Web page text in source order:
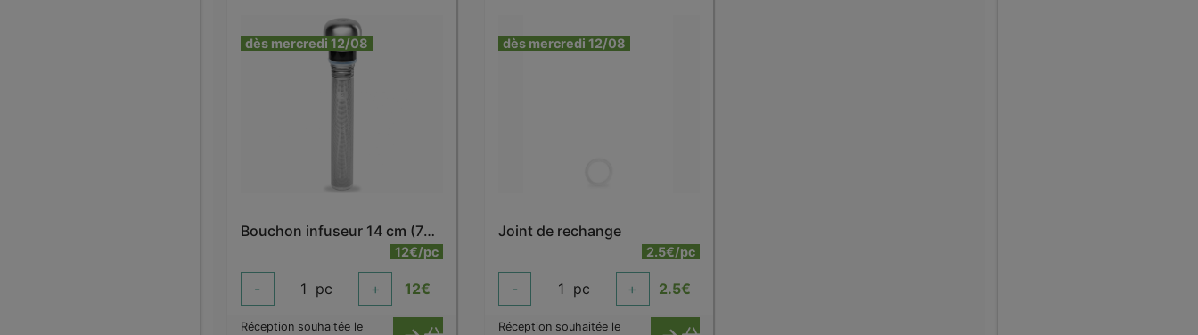
dès mercredi 12/08
Bouchon infuseur 14 cm (750/1000 ml)
12€/pc
- 1 pc + 12€
Réception souhaitée le
dès mercredi 12/08
Joint de rechange
2.5€/pc
- 1 pc + 2.5€
Réception souhaitée le